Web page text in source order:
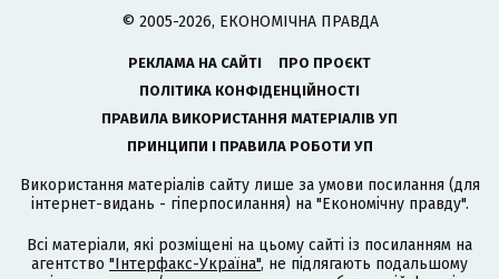
© 2005-2026, ЕКОНОМІЧНА ПРАВДА
РЕКЛАМА НА САЙТІ
ПРО ПРОЄКТ
ПОЛІТИКА КОНФІДЕНЦІЙНОСТІ
ПРАВИЛА ВИКОРИСТАННЯ МАТЕРІАЛІВ УП
ПРИНЦИПИ І ПРАВИЛА РОБОТИ УП
Використання матеріалів сайту лише за умови посилання (для
інтернет-видань - гіперпосилання) на "Економічну правду".
Всі матеріали, які розміщені на цьому сайті із посиланням на
агентство "Інтерфакс-Україна", не підлягають подальшому